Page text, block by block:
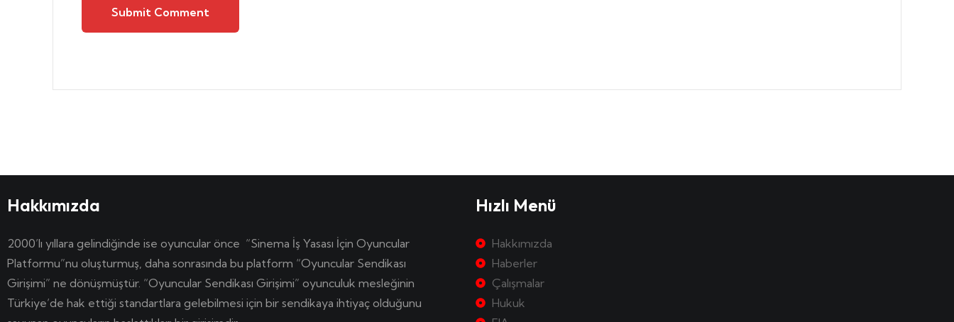
Submit Comment
Hakkımızda
2000’lı yıllara gelindiğinde ise oyuncular önce “Sinema İş Yasası İçin Oyuncular
Platformu”nu oluşturmuş, daha sonrasında bu platform “Oyuncular Sendikası
Girişimi” ne dönüşmüştür. “Oyuncular Sendikası Girişimi” oyunculuk mesleğinin
Türkiye’de hak ettiği standartlara gelebilmesi için bir sendikaya ihtiyaç olduğunu
Hızlı Menü
Hakkımızda
Haberler
Çalışmalar
Hukuk